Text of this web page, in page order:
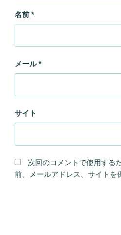
名前 *
メール*
サイト
次回のコメントで使用する
前、メールアドレス、サイトを